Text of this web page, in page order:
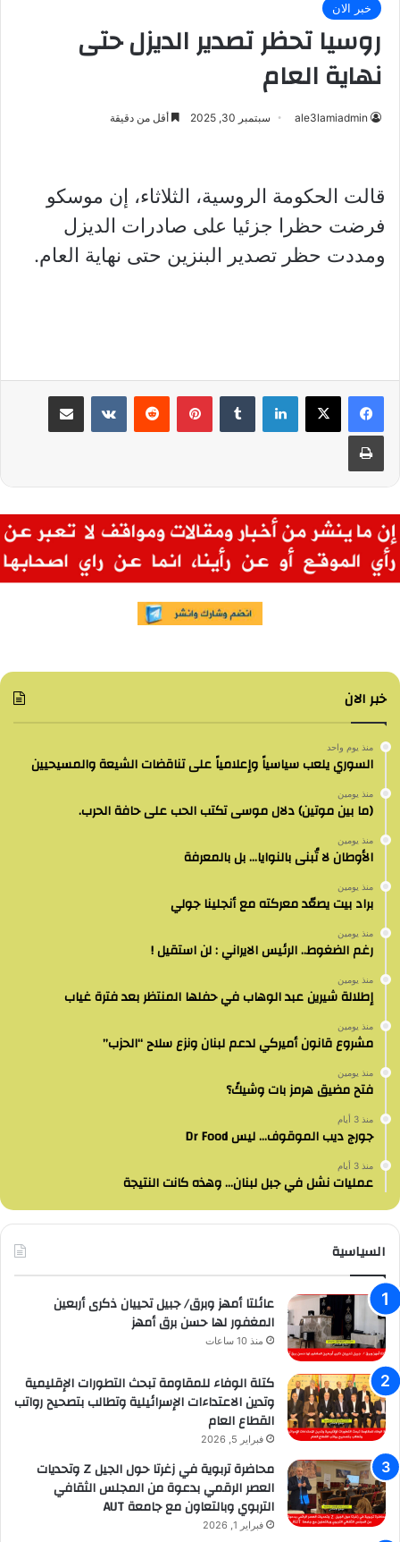
خبر الان
روسيا تحظر تصدير الديزل حتى
نهاية العام
ale3lamiadmin سبتمبر 30, 2025 أقل من دقيقة
قالت الحكومة الروسية، الثلاثاء، إن موسكو
فرضت حظرا جزئيا على صادرات الديزل
ومددت حظر تصدير البنزين حتى نهاية العام.
لينكدإن بينتيريست مشاركة عبر البريد
طباعة
خبر الان
منذ يوم واحد
السوري يلعب سياسياً وإعلامياً على تناقضات الشيعة والمسيحيين
منذ يومين
(ما بين موتين) دلال موسى تكتب الحب على حافة الحرب.
منذ يومين
الأوطان لا تُبنى بالنوايا… بل بالمعرفة
منذ يومين
براد بيت يصعّد معركته مع أنجلينا جولي
منذ يومين
رغم الضغوط.. الرئيس الايراني : لن استقيل !
منذ يومين
إطلالة شيرين عبد الوهاب في حفلها المنتظر بعد فترة غياب
منذ يومين
مشروع قانون أميركي لدعم لبنان ونزع سلاح “الحزب”
منذ يومين
فتح مضيق هرمز بات وشيكً؟
منذ 3 أيام
جورج ديب الموقوف… ليس Dr Food
منذ 3 أيام
عمليات نشل في جبل لبنان… وهذه كانت النتيجة
السياسية
عائلتا أمهز وبرق/ جبيل تحييان ذكرى أربعين
المغفور لها حسن برق أمهز
منذ 10 ساعات
كتلة الوفاء للمقاومة تبحث التطورات الإقليمية
وتدين الاعتداءات الإسرائيلية وتطالب بتصحيح رواتب
القطاع العام
فبراير 5, 2026
محاضرة تربوية في زغرتا حول الجيل Z وتحديات
العصر الرقمي بدعوة من المجلس الثقافي
التربوي وبالتعاون مع جامعة AUT
فبراير 1, 2026